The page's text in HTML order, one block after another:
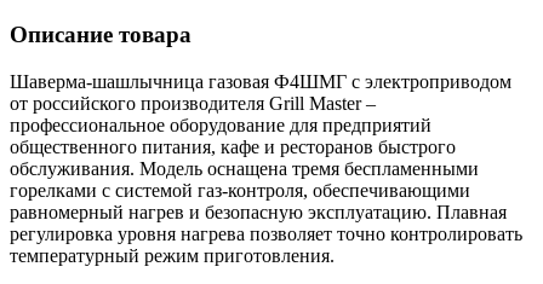
Описание товара
Шаверма-шашлычница газовая Ф4ШМГ с электроприводом
от российского производителя Grill Master –
профессиональное оборудование для предприятий
общественного питания, кафе и ресторанов быстрого
обслуживания. Модель оснащена тремя беспламенными
горелками с системой газ-контроля, обеспечивающими
равномерный нагрев и безопасную эксплуатацию. Плавная
регулировка уровня нагрева позволяет точно контролировать
температурный режим приготовления.